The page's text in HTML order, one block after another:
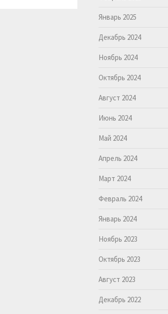
Январь 2025
Декабрь 2024
Ноябрь 2024
Октябрь 2024
Август 2024
Июнь 2024
Май 2024
Апрель 2024
Март 2024
Февраль 2024
Январь 2024
Ноябрь 2023
Октябрь 2023
Август 2023
Декабрь 2022